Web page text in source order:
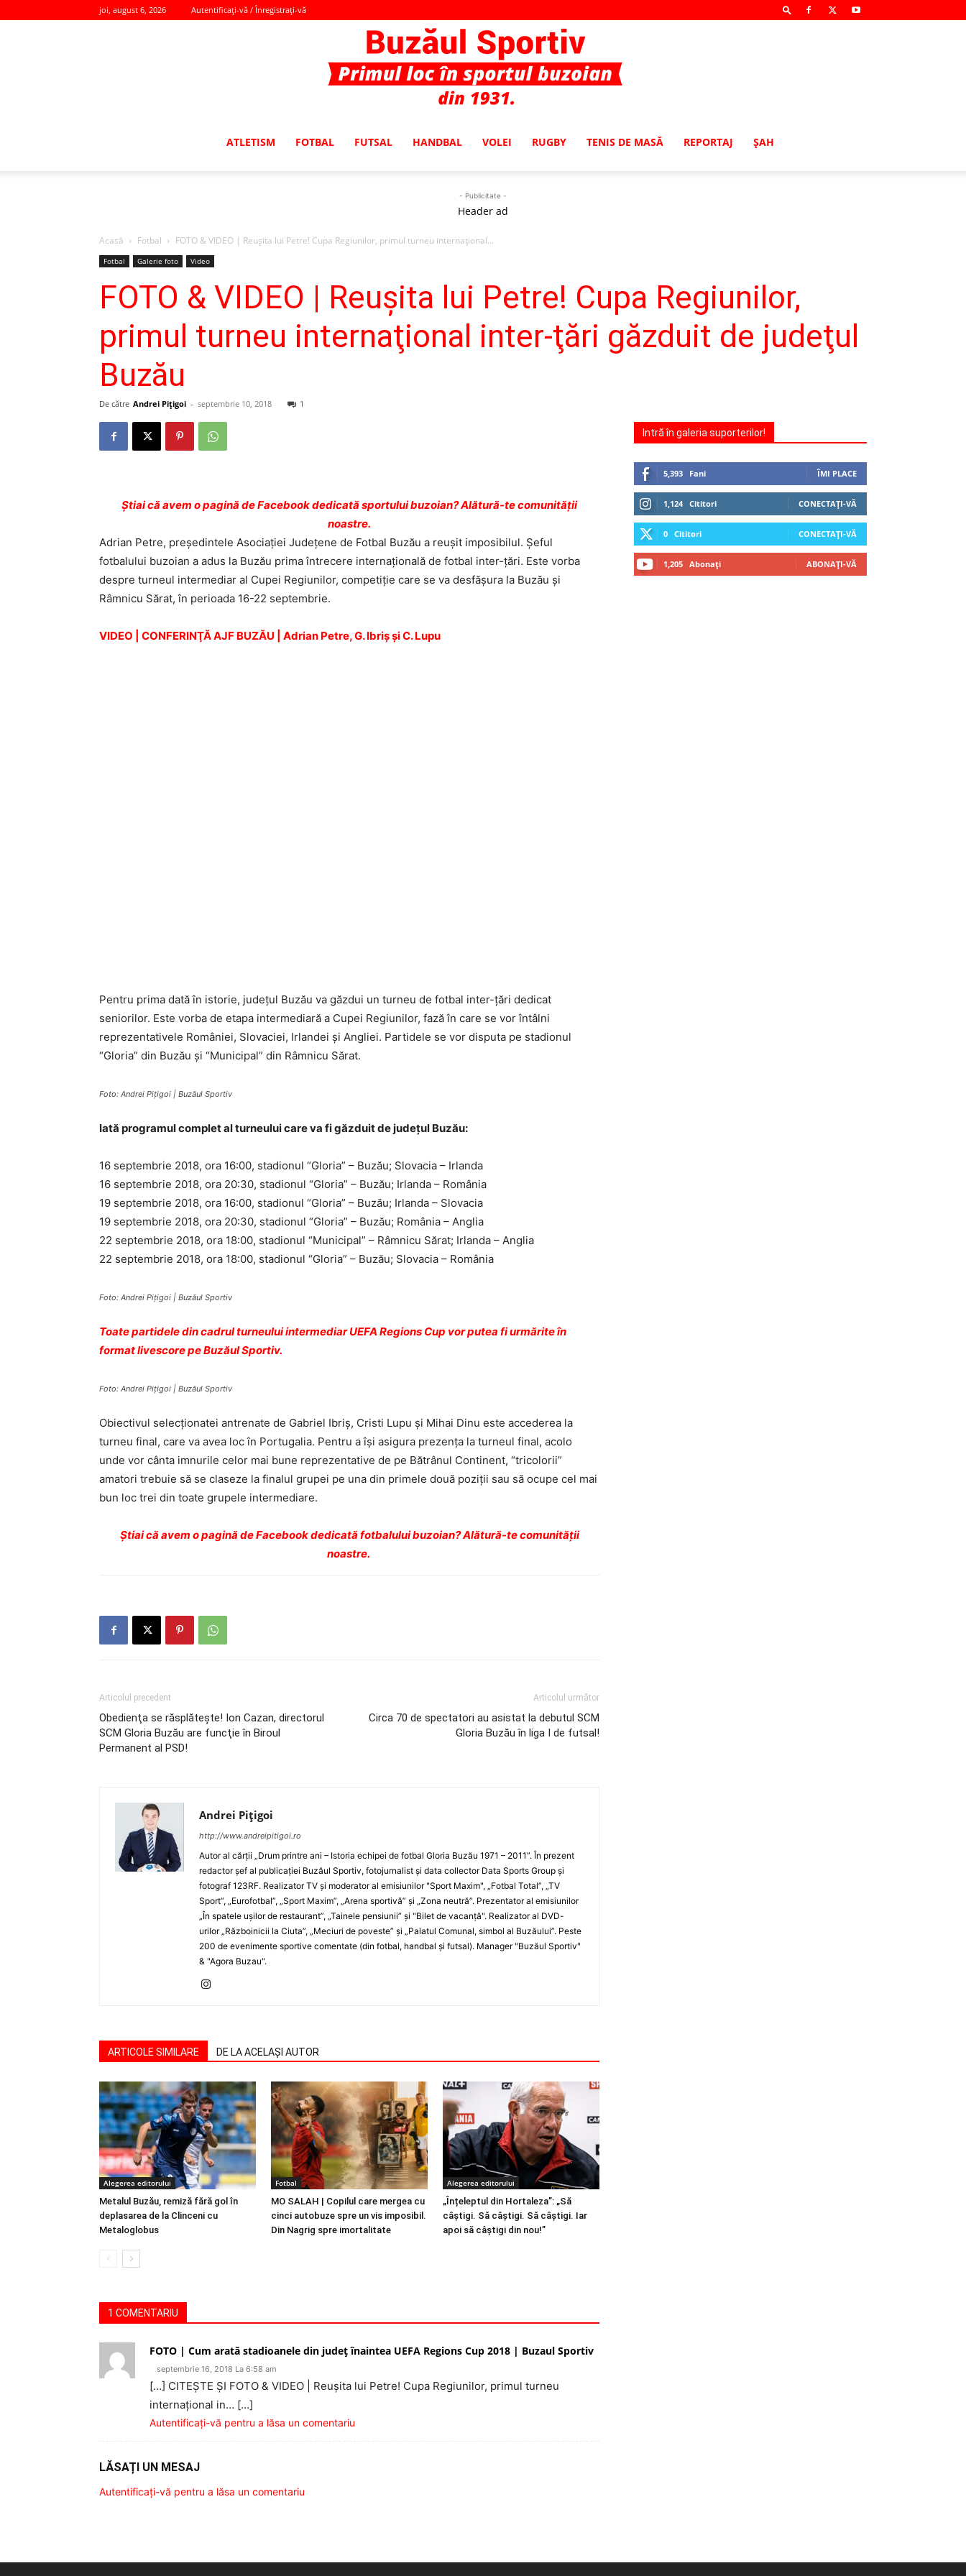
joi, august 6, 2026 Autentificați-vă / Înregistrați-vă
ATLETISM FOTBAL FUTSAL HANDBAL VOLEI RUGBY TENIS DE MASĂ REPORTAJ ŞAH
- Publicitate -
Header ad
Acasă Fotbal FOTO & VIDEO | Reuşita lui Petre! Cupa Regiunilor, primul turneu internaţional...
Fotbal Galerie foto Video
FOTO & VIDEO | Reuşita lui Petre! Cupa Regiunilor,
primul turneu internaţional inter-ţări găzduit de judeţul
Buzău
De către Andrei Pițigoi - septembrie 10, 2018 1
Ştiai că avem o pagină de Facebook dedicată sportului buzoian? Alătură-te comunității
noastre.
Adrian Petre, preşedintele Asociaţiei Judeţene de Fotbal Buzău a reuşit imposibilul. Şeful
fotbalului buzoian a adus la Buzău prima întrecere internaţională de fotbal inter-ţări. Este vorba
despre turneul intermediar al Cupei Regiunilor, competiţie care se va desfăşura la Buzău şi
Râmnicu Sărat, în perioada 16-22 septembrie.
VIDEO | CONFERINŢĂ AJF BUZĂU | Adrian Petre, G. Ibriş şi C. Lupu
Pentru prima dată în istorie, judeţul Buzău va găzdui un turneu de fotbal inter-ţări dedicat
seniorilor. Este vorba de etapa intermediară a Cupei Regiunilor, fază în care se vor întâlni
reprezentativele României, Slovaciei, Irlandei şi Angliei. Partidele se vor disputa pe stadionul
“Gloria” din Buzău şi “Municipal” din Râmnicu Sărat.
Foto: Andrei Piţigoi | Buzăul Sportiv
Iată programul complet al turneului care va fi găzduit de judeţul Buzău:
16 septembrie 2018, ora 16:00, stadionul “Gloria” – Buzău; Slovacia – Irlanda
16 septembrie 2018, ora 20:30, stadionul “Gloria” – Buzău; Irlanda – România
19 septembrie 2018, ora 16:00, stadionul “Gloria” – Buzău; Irlanda – Slovacia
19 septembrie 2018, ora 20:30, stadionul “Gloria” – Buzău; România – Anglia
22 septembrie 2018, ora 18:00, stadionul “Municipal” – Râmnicu Sărat; Irlanda – Anglia
22 septembrie 2018, ora 18:00, stadionul “Gloria” – Buzău; Slovacia – România
Foto: Andrei Piţigoi | Buzăul Sportiv
Toate partidele din cadrul turneului intermediar UEFA Regions Cup vor putea fi urmărite în
format livescore pe Buzăul Sportiv.
Foto: Andrei Piţigoi | Buzăul Sportiv
Obiectivul selecţionatei antrenate de Gabriel Ibriş, Cristi Lupu şi Mihai Dinu este accederea la
turneu final, care va avea loc în Portugalia. Pentru a îşi asigura prezenţa la turneul final, acolo
unde vor cânta imnurile celor mai bune reprezentative de pe Bătrânul Continent, “tricolorii”
amatori trebuie să se claseze la finalul grupei pe una din primele două poziţii sau să ocupe cel mai
bun loc trei din toate grupele intermediare.
Ştiai că avem o pagină de Facebook dedicată fotbalului buzoian? Alătură-te comunității
noastre.
Articolul precedent
Obedienţa se răsplăteşte! Ion Cazan, directorul
SCM Gloria Buzău are funcţie în Biroul
Permanent al PSD!
Articolul următor
Circa 70 de spectatori au asistat la debutul SCM
Gloria Buzău în liga I de futsal!
Andrei Pițigoi
http://www.andreipitigoi.ro
Autor al cărţii „Drum printre ani – Istoria echipei de fotbal Gloria Buzău 1971 – 2011”. În prezent
redactor şef al publicaţiei Buzăul Sportiv, fotojurnalist şi data collector Data Sports Group şi
fotograf 123RF. Realizator TV şi moderator al emisiunilor "Sport Maxim", „Fotbal Total”, „TV
Sport”, „Eurofotbal”, „Sport Maxim”, „Arena sportivă” şi „Zona neutră”. Prezentator al emisiunilor
„În spatele uşilor de restaurant”, „Tainele pensiunii” şi "Bilet de vacanţă". Realizator al DVD-
urilor „Războinicii la Ciuta”, „Meciuri de poveste” şi „Palatul Comunal, simbol al Buzăului”. Peste
200 de evenimente sportive comentate (din fotbal, handbal şi futsal). Manager "Buzăul Sportiv"
& "Agora Buzau".
ARTICOLE SIMILARE DE LA ACELAȘI AUTOR
Alegerea editorului
Metalul Buzău, remiză fără gol în
deplasarea de la Clinceni cu
Metaloglobus
Fotbal
MO SALAH | Copilul care mergea cu
cinci autobuze spre un vis imposibil.
Din Nagrig spre imortalitate
Alegerea editorului
„Înțeleptul din Hortaleza”: „Să
câștigi. Să câștigi. Să câștigi. Iar
apoi să câștigi din nou!”
1 COMENTARIU
FOTO | Cum arată stadioanele din judeţ înaintea UEFA Regions Cup 2018 | Buzaul Sportiv
septembrie 16, 2018 La 6:58 am
[…] CITEŞTE ŞI FOTO & VIDEO | Reuşita lui Petre! Cupa Regiunilor, primul turneu
internaţional in… […]
Autentificați-vă pentru a lăsa un comentariu
LĂSAȚI UN MESAJ
Autentificați-vă pentru a lăsa un comentariu
Intră în galeria suporterilor!
5,393 Fani ÎMI PLACE
1,124 Cititori CONECTAȚI-VĂ
0 Cititori CONECTAȚI-VĂ
1,205 Abonați ABONAȚI-VĂ